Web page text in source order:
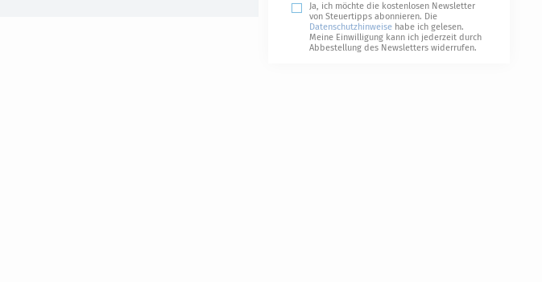
Ja, ich möchte die kostenlosen Newsletter
von Steuertipps abonnieren. Die
Datenschutzhinweise habe ich gelesen.
Meine Einwilligung kann ich jederzeit durch
Abbestellung des Newsletters widerrufen.